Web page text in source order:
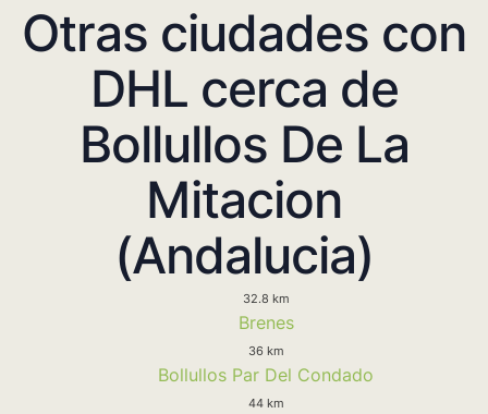
Otras ciudades con
DHL cerca de
Bollullos De La
Mitacion
(Andalucia)
32.8 km
Brenes
36 km
Bollullos Par Del Condado
44 km